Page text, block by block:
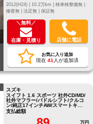
修復無 | 法定無 | 保証無
＼無料／
在庫・見積り 店舗に電話
お気に入り追加
現在 41 人が追加済
スズキ
スイフト 1.6 スポーツ 社外CD/MD/
社外マフラー/パドルシフト/クルコ
ン/純正17インチAW/スマートキ
ー/HID
支払総額
万円